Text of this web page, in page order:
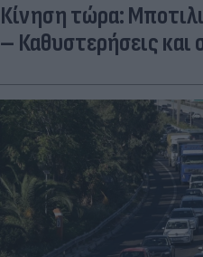
Κίνηση τώρα:
– Καθυστερήσεις και